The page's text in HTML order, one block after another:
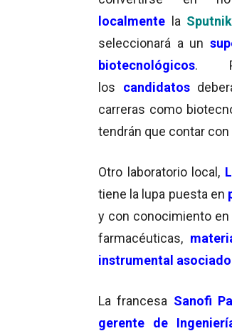
localmente la
seleccionará a un
biotecnológicos.
los candidatos
carreras como
tendrán que contar con
Otro laboratorio local,
tiene la lupa puesta en
y con conocimiento
farmacéuticas,
instrumental asociado
La francesa Sanofi
gerente de